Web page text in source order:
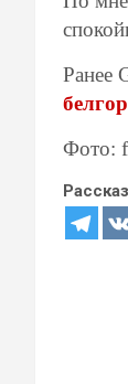
Ранее
Фото: